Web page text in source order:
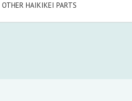
OTHER HAIKIKEI PARTS